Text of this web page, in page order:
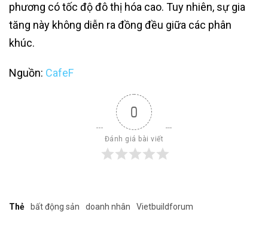
phương có tốc độ đô thị hóa cao. Tuy nhiên, sự gia
tăng này không diễn ra đồng đều giữa các phân
khúc.
Nguồn: CafeF
0
Đánh giá bài viết
Thẻ bất động sản doanh nhân Vietbuildforum